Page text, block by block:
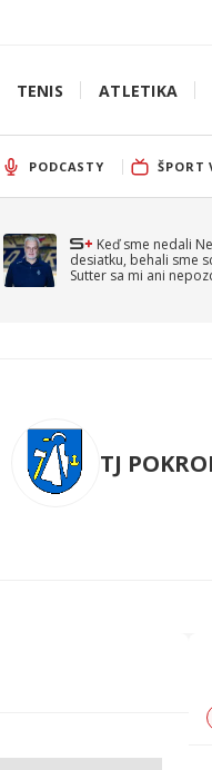
TENIS ATLETIKA
PODCASTY ŠPORT
Keď sme nedali
desiatku, behali sme
Sutter sa mi ani
TJ